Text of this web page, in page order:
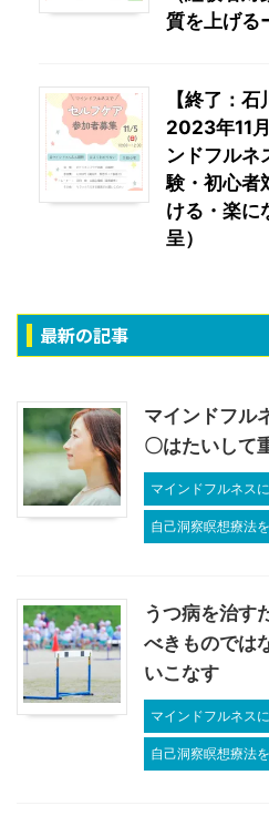
質を上げる
【終了：石
2023年11
ンドフルネ
験・初心
ける・楽に
呈）
最新の記事
マインドフル
〇はたいして
マインドフルネス
自己洞察瞑想療法
うつ病を治す
べきものでは
いこなす
マインドフルネス
自己洞察瞑想療法